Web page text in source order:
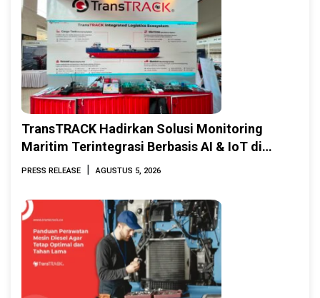
TransTRACK Hadirkan Solusi Monitoring
Maritim Terintegrasi Berbasis AI & IoT di
Indonesia Marine & Offshore Expo (IMOX)
PRESS RELEASE | AGUSTUS 5, 2026